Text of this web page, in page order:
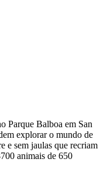
Parque Balboa em San
explorar o mundo de
e sem jaulas que recriam
animais de 650